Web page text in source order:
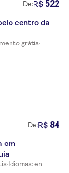
De:R$ 522
centro da
grátis·
De:R$ 84
em
·Idiomas: en